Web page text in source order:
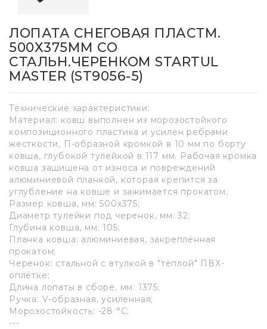
ЛОПАТА СНЕГОВАЯ ПЛАСТМ.
500Х375ММ СО
СТАЛЬН.ЧЕРЕНКОМ STARTUL
MASTER (ST9056-5)
Технические характеристики:
Материал: ковш выполнен из морозостойкого
композиционного пластика и усилен ребрами
жесткости, П-образной кромкой в 10 мм по борту
ковша, глубокой тулейкой в 117 мм. Рабочая кромка
ковша защищена от износа и повреждений
алюминиевой планкой, которая крепится за
углубление на ковше и зажимается прокатом;
Размер ковша, мм: 500х375;
Диаметр тулейки под черенок, мм: 32;
Глубина ковша, мм: 105;
Планка ковша: алюминиевая, закреплённая
прокатом;
Черенок: стальной с втулкой в "тёплой" ПВХ-
оплётке;
Длина лопаты в сборе, мм: 1375;
Ручка: V-образная, усиленная;
Морозостойкость: -28 °C;
---